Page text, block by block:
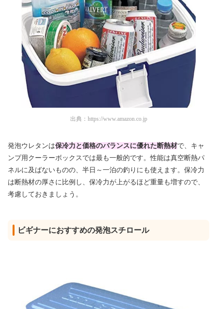
出典： https://www.amazon.co.jp
発泡ウレタンは保冷力と価格のバランスに優れた断熱材で、キャ
ンプ用クーラーボックスでは最も一般的です。性能は真空断熱パ
ネルに及ばないものの、半日～一泊の釣りにも使えます。保冷力
は断熱材の厚さに比例し、保冷力が上がるほど重量も増すので、
考慮しておきましょう。
ビギナーにおすすめの発泡スチロール